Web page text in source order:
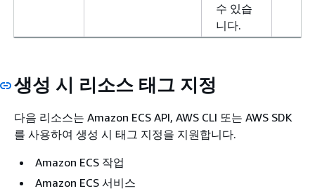
수 있습
니다.
생성 시 리소스 태그 지정
다음 리소스는 Amazon ECS API, AWS CLI 또는 AWS SDK
를 사용하여 생성 시 태그 지정을 지원합니다.
Amazon ECS 작업
Amazon ECS 서비스